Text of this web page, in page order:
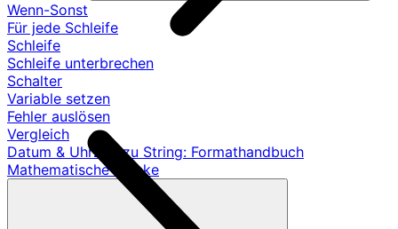
Wenn-Sonst
Für jede Schleife
Schleife
Schleife unterbrechen
Schalter
Variable setzen
Fehler auslösen
Vergleich
Datum & Uhrzeit zu String: Formathandbuch
Mathematische Blöcke